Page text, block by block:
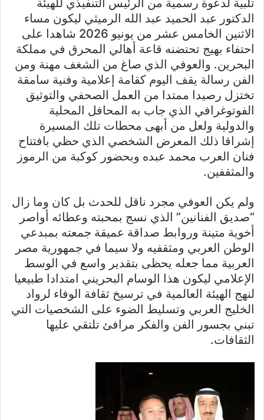
تلبية لدعوة رسمية من الرئيس التنفيذي للهيئة
الدكتور عبد الحميد عبد الله الرميثي ليكون مساء
الاثنين الخامس عشر من يونيو 2026 شاهدا على
احتفاء بهيج تحتضنه قاعة أهالي المحرق في مملكة
البحرين. والعوفي الذي صاغ من الشغف مهنة ومن
الفن رسالة يقف اليوم كقامة إعلامية وفنية سامقة
تختزل رصيدا ممتدا من العمل الصحفي والتوثيق
الفوتوغرافي الذي جاب به المحافل المحلية
والدولية ولعل من أبهى محطات تلك المسيرة
إشراقا ذلك المعرض الشخصي الذي حظي بافتتاح
فنان العرب محمد عبده وبحضور كوكبة من الرموز
والمثقفين.
ولم يكن العوفي مجرد ناقل للحدث بل كان وما زال
“صديق الفنانين” الذي نسج بمحبته وعطائه أواصر
أخوية متينة وروابط صداقة عميقة جمعته بمبدعي
الوطن العربي ومثقفيه ولا سيما في جمهورية مصر
العربية مما جعله يحظى بتقدير واسع في الوسط
الإعلامي ليكون هذا الوسام البحريني امتدادا طبيعيا
لنهج الهيئة العالمية في ترسيخ ثقافة الوفاء لرواد
الخليج العربي وتسليط الضوء على الشخصيات التي
تبني بجسور الفن والفكر مرافئ تلتقي عليها
الثقافات.